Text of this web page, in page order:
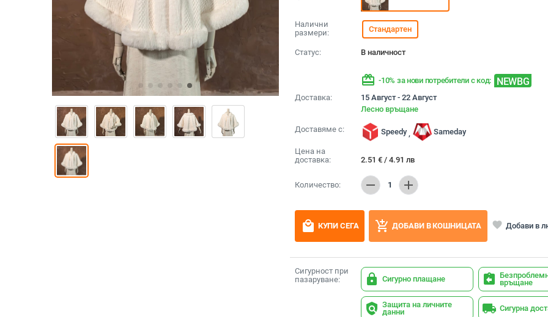
Налични
размери:
Стандартен
Статус: В наличност
redeem -10% за нови потребители с код: NEWBG
Доставка:
15 Август - 22 Август
Лесно връщане
Доставяме с: Speedy , Sameday
Цена на
доставка:
2.51 € / 4.91 лв
Количество: remove 1 add
local_mall КУПИ СЕГА add_shopping_cart ДОБАВИ В КОШНИЦАТА favorite Добави в
Сигурност при
пазаруване:
lock Сигурно плащане assignment_return връщане
policy Защита на личните
данни
local_shipping Сигурна